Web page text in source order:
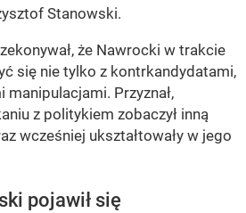
Stanowski.
że Nawrocki w trakcie
się nie tylko z kontrkandydatami,
Przyznał,
z politykiem zobaczył inną
wcześniej ukształtowały w jego
pojawił się